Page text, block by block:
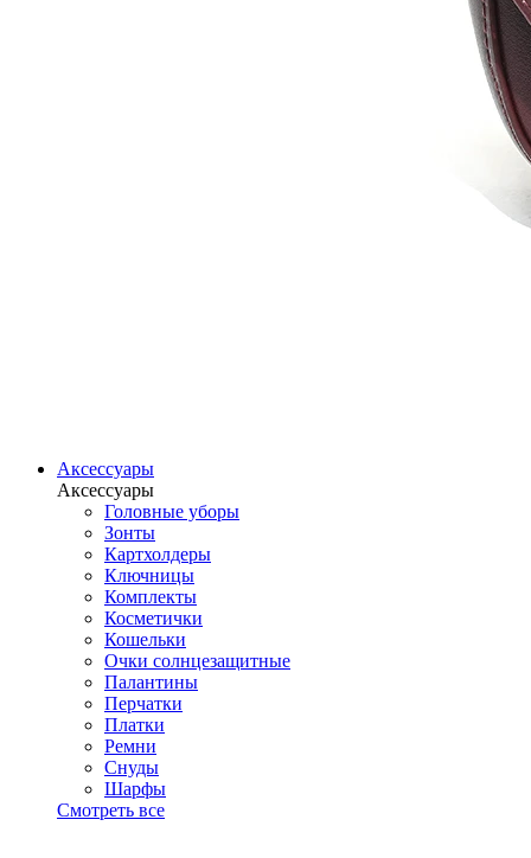
Аксессуары
Аксессуары
Головные уборы
Зонты
Картхолдеры
Ключницы
Комплекты
Косметички
Кошельки
Очки солнцезащитные
Палантины
Перчатки
Платки
Ремни
Снуды
Шарфы
Смотреть все